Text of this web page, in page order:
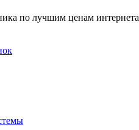
по лучшим ценам интернета